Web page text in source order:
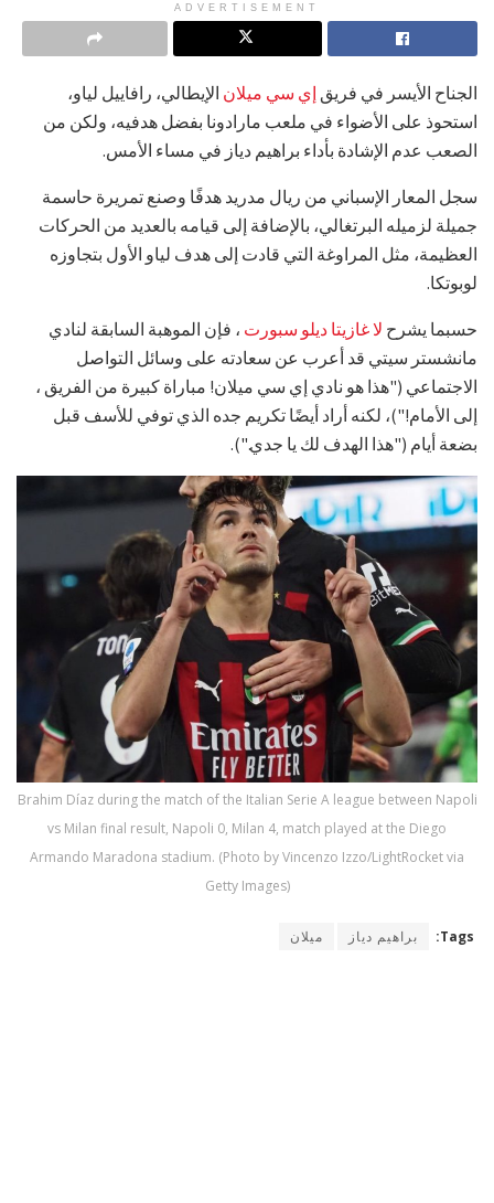
ADVERTISEMENT
الجناح الأيسر في فريق إي سي ميلان الإيطالي، رافاييل لياو،
استحوذ على الأضواء في ملعب مارادونا بفضل هدفيه، ولكن من
الصعب عدم الإشادة بأداء براهيم دياز في مساء الأمس.
سجل المعار الإسباني من ريال مدريد هدفًا وصنع تمريرة حاسمة
جميلة لزميله البرتغالي، بالإضافة إلى قيامه بالعديد من الحركات
العظيمة، مثل المراوغة التي قادت إلى هدف لياو الأول بتجاوزه
لوبوتكا.
حسبما يشرح لا غازيتا ديلو سبورت ، فإن الموهبة السابقة لنادي
مانشستر سيتي قد أعرب عن سعادته على وسائل التواصل
الاجتماعي ("هذا هو نادي إي سي ميلان! مباراة كبيرة من الفريق ،
إلى الأمام!")، لكنه أراد أيضًا تكريم جده الذي توفي للأسف قبل
بضعة أيام ("هذا الهدف لك يا جدي.").
Brahim Díaz during the match of the Italian Serie A league between Napoli
vs Milan final result, Napoli 0, Milan 4, match played at the Diego
Armando Maradona stadium. (Photo by Vincenzo Izzo/LightRocket via
Getty Images)
Tags: براهيم دياز ميلان